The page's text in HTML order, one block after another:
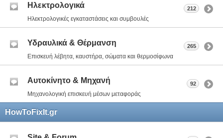
Ηλεκτρολογικά
Ηλεκτρολογικές εγκαταστάσεις και συμβουλές
212
Υδραυλικά & Θέρμανση
Επισκευή λέβητα, καυστήρα, σώματα και θερμοσίφωνα
265
Αυτοκίνητο & Μηχανή
Μηχανολογική επισκευή μέσων μεταφοράς
92
HowToFixIt.gr